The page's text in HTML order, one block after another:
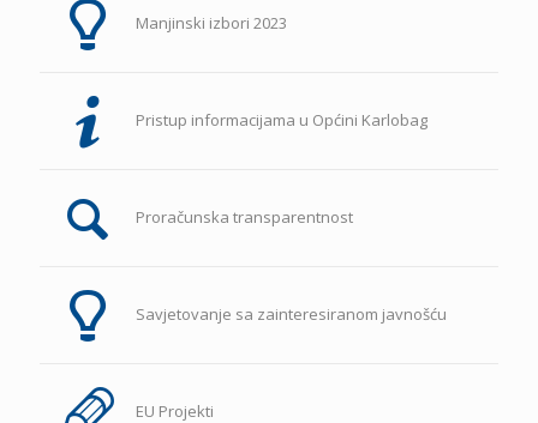
Manjinski izbori 2023
Pristup informacijama u Općini Karlobag
Proračunska transparentnost
Savjetovanje sa zainteresiranom javnošću
EU Projekti